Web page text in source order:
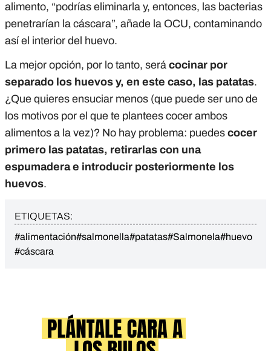
alimento, “podrías eliminarla y, entonces, las bacterias
penetrarían la cáscara”, añade la OCU, contaminando
así el interior del huevo.
La mejor opción, por lo tanto, será cocinar por
separado los huevos y, en este caso, las patatas.
¿Que quieres ensuciar menos (que puede ser uno de
los motivos por el que te plantees cocer ambos
alimentos a la vez)? No hay problema: puedes cocer
primero las patatas, retirarlas con una
espumadera e introducir posteriormente los
huevos.
ETIQUETAS:
#alimentación#salmonella#patatas#Salmonela#huevo
#cáscara